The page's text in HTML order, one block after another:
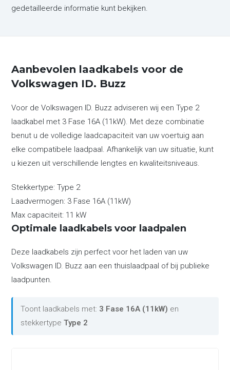
gedetailleerde informatie kunt bekijken.
Aanbevolen laadkabels voor de
Volkswagen ID. Buzz
Voor de Volkswagen ID. Buzz adviseren wij een Type 2
laadkabel met 3 Fase 16A (11kW). Met deze combinatie
benut u de volledige laadcapaciteit van uw voertuig aan
elke compatibele laadpaal. Afhankelijk van uw situatie, kunt
u kiezen uit verschillende lengtes en kwaliteitsniveaus.
Stekkertype: Type 2
Laadvermogen: 3 Fase 16A (11kW)
Max capaciteit: 11 kW
Optimale laadkabels voor laadpalen
Deze laadkabels zijn perfect voor het laden van uw
Volkswagen ID. Buzz aan een thuislaadpaal of bij publieke
laadpunten.
Toont laadkabels met: 3 Fase 16A (11kW) en
stekkertypeType 2